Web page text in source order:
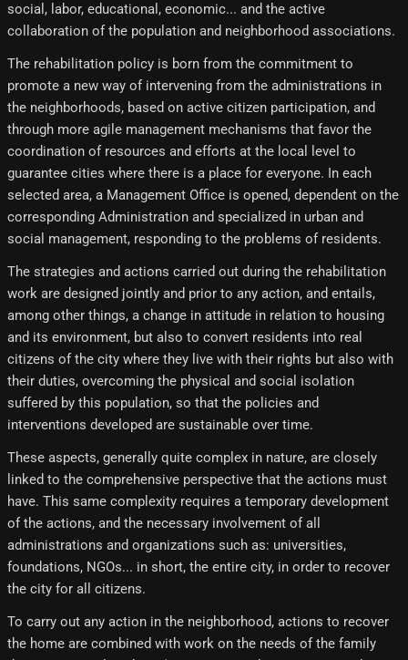
social, labor, educational, economic... and the active
collaboration of the population and neighborhood associations.
The rehabilitation policy is born from the commitment to
promote a new way of intervening from the administrations in
the neighborhoods, based on active citizen participation, and
through more agile management mechanisms that favor the
coordination of resources and efforts at the local level to
guarantee cities where there is a place for everyone. In each
selected area, a Management Office is opened, dependent on the
corresponding Administration and specialized in urban and
social management, responding to the problems of residents.
The strategies and actions carried out during the rehabilitation
work are designed jointly and prior to any action, and entails,
among other things, a change in attitude in relation to housing
and its environment, but also to convert residents into real
citizens of the city where they live with their rights but also with
their duties, overcoming the physical and social isolation
suffered by this population, so that the policies and
interventions developed are sustainable over time.
These aspects, generally quite complex in nature, are closely
linked to the comprehensive perspective that the actions must
have. This same complexity requires a temporary development
of the actions, and the necessary involvement of all
administrations and organizations such as: universities,
foundations, NGOs... in short, the entire city, in order to recover
the city for all citizens.
To carry out any action in the neighborhood, actions to recover
the home are combined with work on the needs of the family